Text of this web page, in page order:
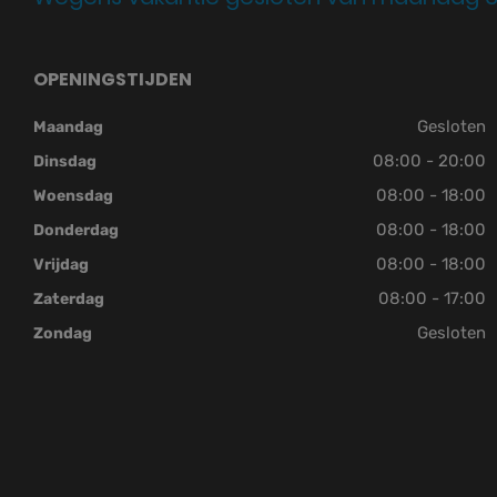
OPENINGSTIJDEN
Maandag Gesloten
Dinsdag 08:00 - 20:00
Woensdag 08:00 - 18:00
Donderdag 08:00 - 18:00
Vrijdag 08:00 - 18:00
Zaterdag 08:00 - 17:00
Zondag Gesloten